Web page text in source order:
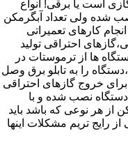
است یا برقی! انواع
شده ولی تعداد آبگرمکن
کارهای تعمیراتی
احتراقی تولید
ها از ترموستات در
را به تابلو برق وصل
خروج گازهای احتراقی
نصب شده و با
از هر نوعی که باشد باید
رایج تریم مشکلات اینها